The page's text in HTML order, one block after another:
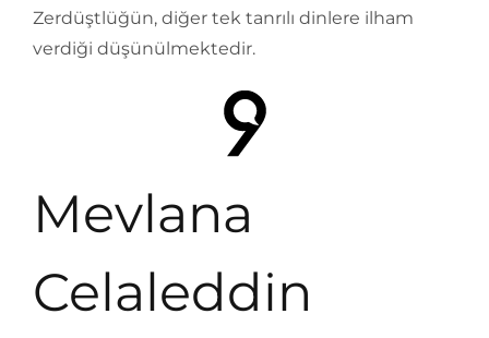
Zerdüştlüğün, diğer tek tanrılı dinlere ilham
verdiği düşünülmektedir.
Mevlana
Celaleddin